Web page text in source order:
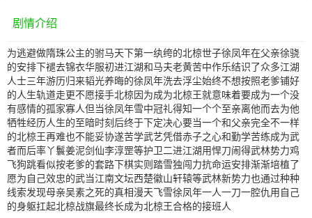
剧情介绍
为逃避做隋珠公主的驸马天下第一纨绔的北椋世子徐凤年在父亲徐骁
的安排下褪去锦衣华服初进江湖和马夫老黄苦中作乐结识了众多江湖
人士三年游历归来韬光养晦的徐凤年洗去浮尘始终不想按照老爹铺好
的人生轨道走更不愿接手北椋因为成为北椋王就意味着要成为一个没
有感情的孤家寡人但当徐凤年雪中冠礼得知一个个至亲离他而去为他
牺牲经历人生的至暗时刻后终于下定决心要当一个和父亲完全不一样
的北椋王再难也不能妥协遂苦学武艺凭借赤子之心和勤学苦练成为武
者而后率丫鬟姜泥剑仙李淳罡等护卫二进江湖用悍刀闹得武林势力鸡
飞狗跳看似按老爹的套路下棋实则踏雪独闯力抗命运安排渐渐培植了
愿为自己效忠的武当江南文坛西楚徽山轩辕等武林新势力也通过种种
线索发现母亲吴素之死的真相漫天飞雪徐凤年一人一刀一腔仇用自己
的身躯扛起北椋战旗最终长成为北椋王合格的接班人